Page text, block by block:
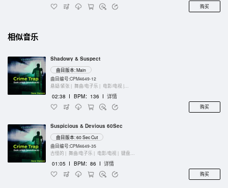
购买
相似音乐
Shadowy & Suspect
曲目版本: Main
曲目编号:CPM4649-12
悬疑/紧张 | 舞曲/电子乐 | 电影/电视 |
02:38 I BPM：136 I 详情
购买
Suspicious & Devious 60Sec
曲目版本: 60 Sec Cut
曲目编号:CPM4649-35
古怪的 | 舞曲/电子乐 | 电影/电视 | 键盘乐器
01:05 I BPM：86 I 详情
购买